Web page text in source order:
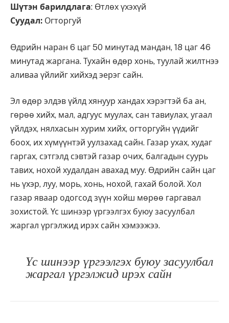
Шүтэн барилдлага: Өтлөх үхэхүй
Суудал: Огторгуй
Өдрийн наран 6 цаг 50 минутад мандан, 18 цаг 46
минутад жаргана. Тухайн өдөр хонь, туулай жилтнээ
аливаа үйлийг хийхэд эерэг сайн.
Эл өдөр элдэв үйлд хянуур хандах хэрэгтэй ба ан,
гөрөө хийх, мал, адгуус муулах, сан тавиулах, угаал
үйлдэх, нялхасын хурим хийх, огторгуйн үүдийг
боох, их хүмүүнтэй уулзахад сайн. Газар ухах, худаг
гаргах, сэтгэлд сэвтэй газар очих, балгадын суурь
тавих, нохой худалдан авахад муу. Өдрийн сайн цаг
нь үхэр, луу, морь, хонь, нохой, гахай болой. Хол
газар яваар одогсод зүүн хойш мөрөө гаргавал
зохистой. Үс шинээр үргээлгэх буюу засуулбал
жаргал үргэлжид ирэх сайн хэмээжээ.
Үс шинээр үргээлгэх буюу засуулбал
жаргал үргэлжид ирэх сайн